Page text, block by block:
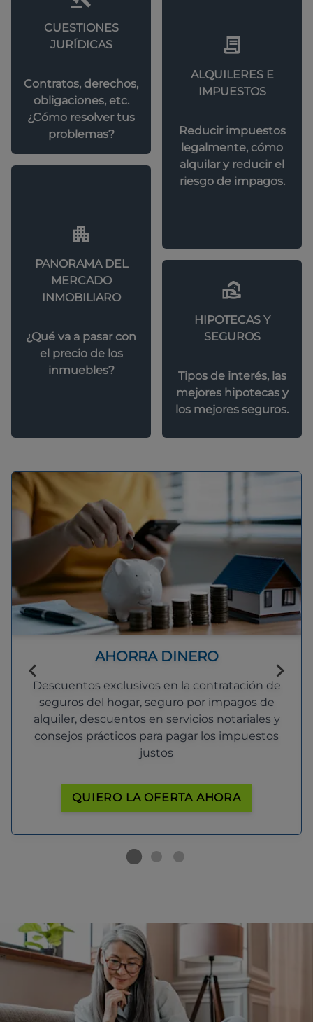
CUESTIONES
JURÍDICAS
Contratos, derechos,
obligaciones, etc.
¿Cómo resolver tus
problemas?
ALQUILERES E
IMPUESTOS
Reducir impuestos
legalmente, cómo
alquilar y reducir el
riesgo de impagos.
PANORAMA DEL
MERCADO
INMOBILIARO
¿Qué va a pasar con
el precio de los
inmuebles?
HIPOTECAS Y
SEGUROS
Tipos de interés, las
mejores hipotecas y
los mejores seguros.
AHORRA DINERO
Descuentos exclusivos en la contratación de
seguros del hogar, seguro por impagos de
alquiler, descuentos en servicios notariales y
consejos prácticos para pagar los impuestos
justos
QUIERO LA OFERTA AHORA